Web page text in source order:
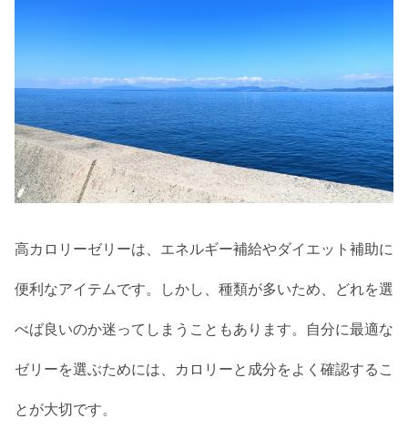
高カロリーゼリーは、エネルギー補給やダイエット補助に
便利なアイテムです。しかし、種類が多いため、どれを選
べば良いのか迷ってしまうこともあります。自分に最適な
ゼリーを選ぶためには、カロリーと成分をよく確認するこ
とが大切です。